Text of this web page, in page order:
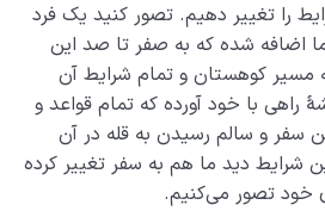
برای زندگی ما باشد؟
دارد، شناخت او چه فایده ای
شناسی و حیات معنوی انسان
را تغییر دهیم. تصور کنید یک فرد
اضافه شده که به صفر تا صد این
مسیر کوهستان و تمام شرایط آن
راهی با خود آورده که تمام قواعد و
سفر و سالم رسیدن به قله در آن
شرایط دید ما هم به سفر تغییر کرده
خود تصور می‌کنیم.